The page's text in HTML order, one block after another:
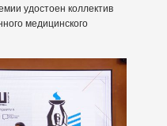
удостоен коллектив
медицинского